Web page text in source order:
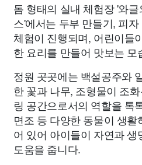
돔 형태의 실내 체험장 '와
스'에서는 두부 만들기, 피
체험이 진행되며, 어린이들
한 요리를 만들어 맛보는
정원 곳곳에는 백설공주와
한 꽃과 나무, 조형물이 조
링 공간으로서의 역할을 톡
면조 등 다양한 동물이 생
어 있어 아이들이 자연과
도움을 줍니다.